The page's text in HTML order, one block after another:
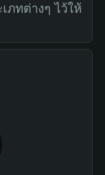
ภทต่างๆ ไว้ให้